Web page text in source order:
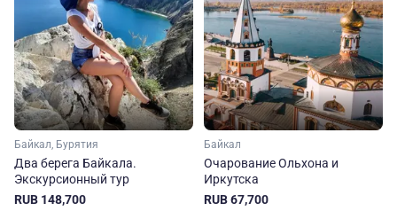
Байкал, Бурятия
Два берега Байкала.
Экскурсионный тур
RUB 148,700
Байкал
Очарование Ольхона и
Иркутска
RUB 67,700